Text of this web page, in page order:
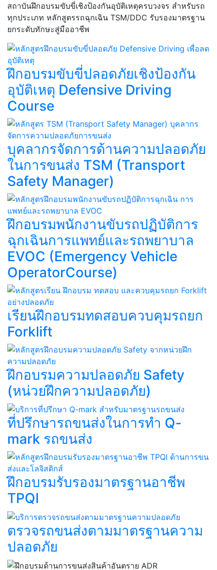
สถาบันฝึกอบรมขับขี่เชิงป้องกันอุบัติเหตุครบวงจร สำหรับรถ
ทุกประเภท หลักสูตรรถฉุกเฉิน TSM/DDC รับรองมาตรฐาน
ยกระดับทักษะสู่มืออาชีพ
ฝึกอบรมขับขี่ปลอดภัยเชิงป้องกัน
อุบัติเหตุ Defensive Driving
Course​
บุคลากรจัดการด้านความปลอดภัย
ในการขนส่ง TSM (Transport
Safety Manager)
ฝึกอบรมพนักงานขับรถปฏิบัติการ
ฉุกเฉินการแพทย์และรถพยาบาล
EVOC (Emergency Vehicle
OperatorCourse)
เรียนฝึกอบรมทดสอบควบคุมรถยก
Forklift​
ฝึกอบรมความปลอดภัย Safety
(หน่วยฝึกความปลอดภัย)
ที่ปรึกษารถขนส่งในการทำ Q-
mark รถขนส่ง​​
ฝึกอบรมรับรองมาตรฐานอาชีพ
TPQI​
ตรวจรถขนส่งตามมาตรฐานความ
ปลอดภัย​